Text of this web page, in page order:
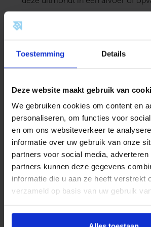
Toestemming Details
Deze website maakt gebruik van
We gebruiken cookies om content en
personaliseren, om functies voor
en om ons websiteverkeer te
informatie over uw gebruik van onze
partners voor social media,
partners kunnen deze gegevens
informatie die u aan ze heeft verstrekt
verzameld op basis van uw gebruik
4.
doen door de druk in de boiler
Tips voor het
een overstortventiel
Regelmatig onderhoud is
zorgen dat het overstortventiel
Hier zijn enkele handige tips:
Controleer op lekkages
:
druppelend overstortventiel
een defect of een te hoge
systeem.
Verwijder kalkaanslag
het ventiel indien nodig
Test het ventiel regelmatig